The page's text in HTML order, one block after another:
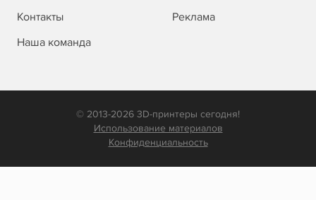
Контакты
Реклама
Наша команда
© 2013-2026 3D-принтеры сегодня!
Использование материалов
Конфиденциальность